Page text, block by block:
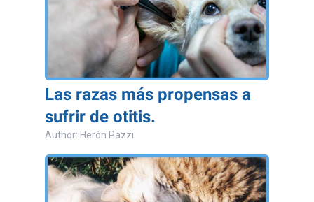
Las razas más propensas a
sufrir de otitis.
Author: Herón Pazzi